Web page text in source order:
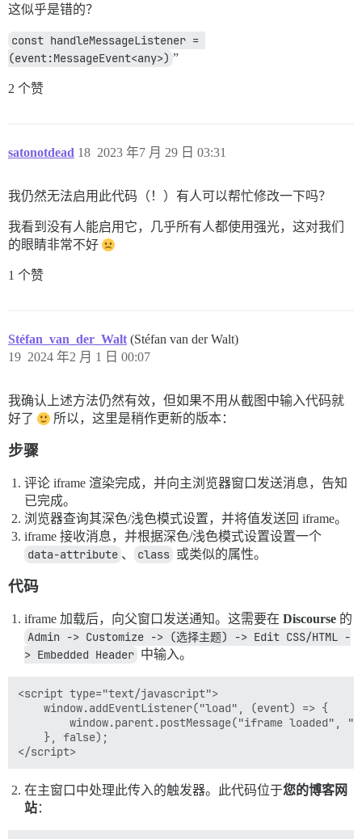
这似乎是错的？
const handleMessageListener =
(event:MessageEvent<any>) ”
2 个赞
satonotdead 2023 年7 月 29 日 03:31
18
我仍然无法启用此代码（！）有人可以帮忙修改一下吗？
我看到没有人能启用它，几乎所有人都使用强光，这对我们
的眼睛非常不好
1 个赞
Stéfan_van_der_Walt (Stéfan van der Walt)
2024 年2 月 1 日 00:07
19
我确认上述方法仍然有效，但如果不用从截图中输入代码就
好了
所以，这里是稍作更新的版本：
步骤
评论 iframe 渲染完成，并向主浏览器窗口发送消息，告知
已完成。
浏览器查询其深色/浅色模式设置，并将值发送回 iframe。
iframe 接收消息，并根据深色/浅色模式设置设置一个
data-attribute 、 class 或类似的属性。
代码
iframe 加载后，向父窗口发送通知。这需要在 Discourse 的
Admin -> Customize -> (选择主题) -> Edit CSS/HTML -
> Embedded Header 中输入。
<script type="text/javascript">
    window.addEventListener("load", (event) => {
window.parent.postMessage("iframe loaded",
    }, false);
在主窗口中处理此传入的触发器。此代码位于您的博客网
站：